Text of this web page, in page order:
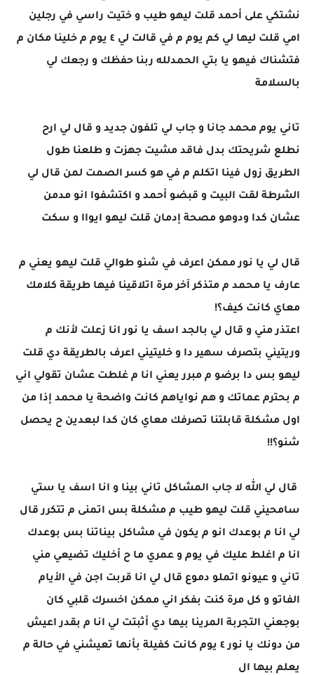
نشتكي على أحمد قلت ليهو طيب و ختيت راسي في رجلين
امي قلت ليها لي كم يوم م في قالت لي ٤ يوم م خلينا مكان م
فتشناك فيهو يا بتي الحمدلله ربنا حفظك و رجعك لي
بالسلامة
تاني يوم محمد جانا و جاب لي تلفون جديد و قال لي ارح
نطلع شريحتك بدل فاقد مشيت جهزت و طلعنا طول
الطريق زول فينا اتكلم م في هو كسر الصمت لمن قال لي
الشرطة لقت البيت و قبضو أحمد و اكتشفوا انو مدمن
عشان كدا ودوهو مصحة إدمان قلت ليهو ايواا و سكت
قال لي يا نور ممكن اعرف في شنو طوالي قلت ليهو يعني م
عارف يا محمد م متذكر آخر مرة اتلاقينا فيها طريقة كلامك
معاي كانت كيف؟!
اعتذر مني و قال لي بالجد اسف يا نور انا زعلت لأنك م
وريتيني بتصرف سهير دا و خليتيني اعرف بالطريقة دي قلت
ليهو بس دا برضو م مبرر يعني انا م غلطت عشان تقولي اني
م بحترم عماتك و هم نواياهم كانت واضحة يا محمد إذا من
اول مشكلة قابلتنا تصرفك معاي كان كدا لبعدين ح يحصل
شنو؟!!
قال لي الله لا جاب المشاكل تاني بينا و انا اسف يا ستي
سامحيني قلت ليهو طيب م مشكلة بس اتمنى م تتكرر قال
لي انا م بوعدك انو م يكون في مشاكل بيناتنا بس بوعدك
انا م اغلط عليك في يوم و عمري ما ح أخليك تضيعي مني
تاني و عيونو اتملو دموع قال لي انا قربت اجن في الأيام
الفاتو و كل مرة كنت بفكر اني ممكن اخسرك قلبي كان
بوجعني التجربة المرينا بيها دي أثبتت لي انا م بقدر اعيش
من دونك يا نور ٤ يوم كانت كفيلة بأنها تعيشني في حالة م
يعلم بيها ال